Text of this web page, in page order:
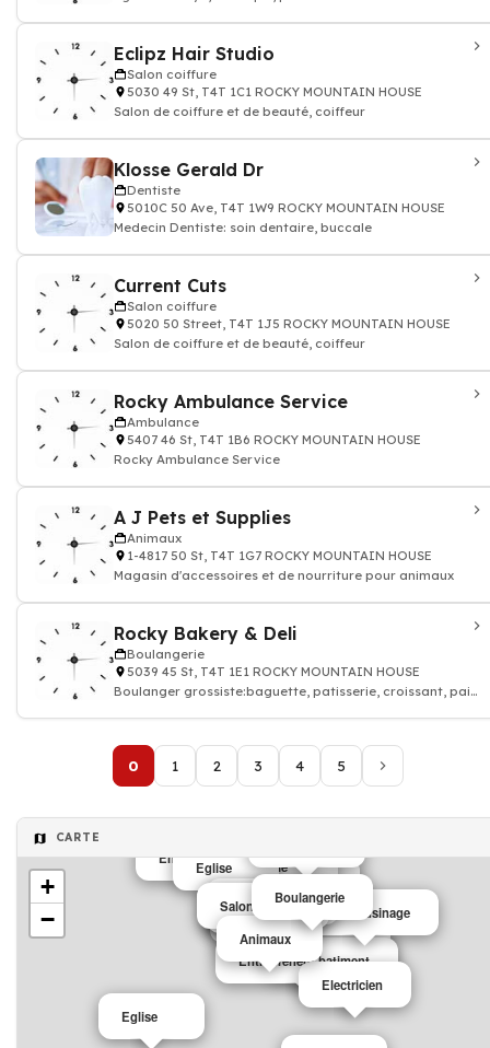
Eclipz Hair Studio
Salon coiffure
5030 49 St, T4T 1C1 ROCKY MOUNTAIN HOUSE
Salon de coiffure et de beauté, coiffeur
Klosse Gerald Dr
Dentiste
5010C 50 Ave, T4T 1W9 ROCKY MOUNTAIN HOUSE
Medecin Dentiste: soin dentaire, buccale
Current Cuts
Salon coiffure
5020 50 Street, T4T 1J5 ROCKY MOUNTAIN HOUSE
Salon de coiffure et de beauté, coiffeur
Rocky Ambulance Service
Ambulance
5407 46 St, T4T 1B6 ROCKY MOUNTAIN HOUSE
Rocky Ambulance Service
A J Pets et Supplies
Animaux
1-4817 50 St, T4T 1G7 ROCKY MOUNTAIN HOUSE
Magasin d'accessoires et de nourriture pour animaux
Rocky Bakery & Deli
Boulangerie
5039 45 St, T4T 1E1 ROCKY MOUNTAIN HOUSE
Boulanger grossiste:baguette, patisserie, croissant, pain
0 1 2 3 4 5
CARTE
Canada Post
Bijouterie
Restaurant
Entrepreneur batiment
Atelier d'usinage
Eglise
Eglise
Electricien
Entrepreneur batiment
Epicerie
Ecole
Eglise
Salon coiffure
Dentiste
Salon coiffure
Animaux
Boulangerie
+
−